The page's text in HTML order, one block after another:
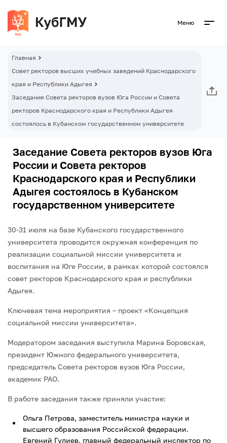
Меню
Главная
Совет ректоров высших учебных заведений Краснодарского
края и Республики Адыгея
Заседание Совета ректоров вузов Юга России и Совета
ректоров Краснодарского края и Республики Адыгея
состоялось в Кубанском государственном университете
Заседание Совета ректоров вузов Юга
России и Совета ректоров
Краснодарского края и Республики
Адыгея состоялось в Кубанском
государственном университете
30-31 июля на базе Кубанского государственного
университета проводится окружная конференция по
реализации социальной миссии университета и
воспитания на Юге России, в рамках которой состоялся
совет ректоров Краснодарского края и республики
Адыгея.
Ключевая тема мероприятия – проект «Концепция
социальной миссии университета».
Модератором заседания выступила Марина Боровская,
президент Южного федерального университета,
председатель Совета ректоров вузов Юга России,
академик РАО.
В работе заседания также приняли участие:
Ольга Петрова, заместитель министра науки и
высшего образования Российской федерации.
Евгений Гулиев, главный федеральный инспектор по